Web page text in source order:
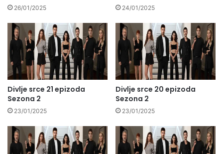
26/01/2025 24/01/2025
Divlje srce 21 epizoda
Sezona 2
23/01/2025
Divlje srce 20 epizoda
Sezona 2
23/01/2025